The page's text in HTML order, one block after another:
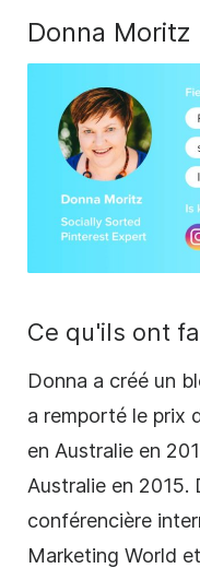
Donna Moritz
Ce qu'ils ont
Donna a créé un
a remporté le prix
en Australie en
Australie en 2015.
conférencière
Marketing World